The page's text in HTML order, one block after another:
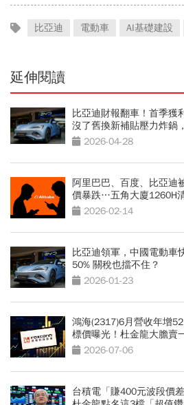
比亞迪 電動車 AI基礎建設
延伸閱讀
比亞迪財報翻車！首季獲
沒了舊換新補貼壓力炸鍋
2026-04-28
阿里巴巴、百度、比亞迪
價暴跌…五角大廈1260H
2026-02-14
比亞迪領軍，中國電動車
50% 關稅也擋不住？
2026-01-23
鴻海(2317)6月營收年增
標價曝光！杜金龍大膽賣
當股更有肉
2026-07-06
台積電「賺400元波段價